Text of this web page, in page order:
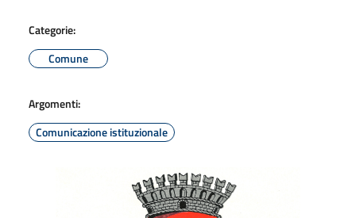
Categorie:
Comune
Argomenti:
Comunicazione istituzionale